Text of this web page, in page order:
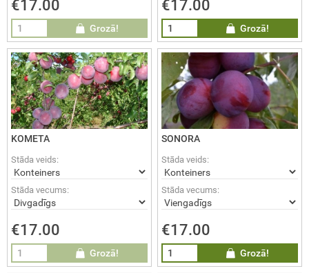
€17.00
Grozā!
€17.00
Grozā!
KOMETA
Stāda veids:
Stāda vecums:
€17.00
Grozā!
SONORA
Stāda veids:
Stāda vecums:
€17.00
Grozā!